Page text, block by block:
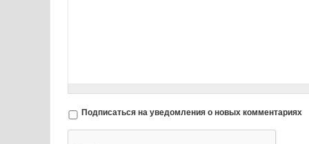
Подписаться на уведомления о новых комментариях